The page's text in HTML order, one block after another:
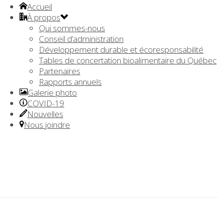
Accueil
À propos
Qui sommes-nous
Conseil d’administration
Développement durable et écoresponsabilité
Tables de concertation bioalimentaire du Québec
Partenaires
Rapports annuels
Galerie photo
COVID-19
Nouvelles
Nous joindre